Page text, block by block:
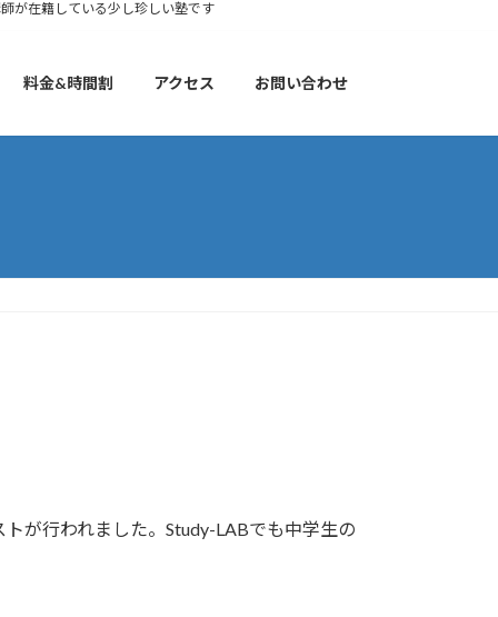
が在籍している少し珍しい塾です
料金&時間割 アクセス お問い合わせ
が行われました。Study-LABでも中学生の